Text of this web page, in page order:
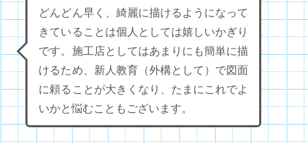
どんどん早く、綺麗に描けるようになって
きていることは個人としては嬉しいかぎり
です。施工店としてはあまりにも簡単に描
けるため、新人教育（外構として）で図面
に頼ることが大きくなり、たまにこれでよ
いかと悩むこともございます。